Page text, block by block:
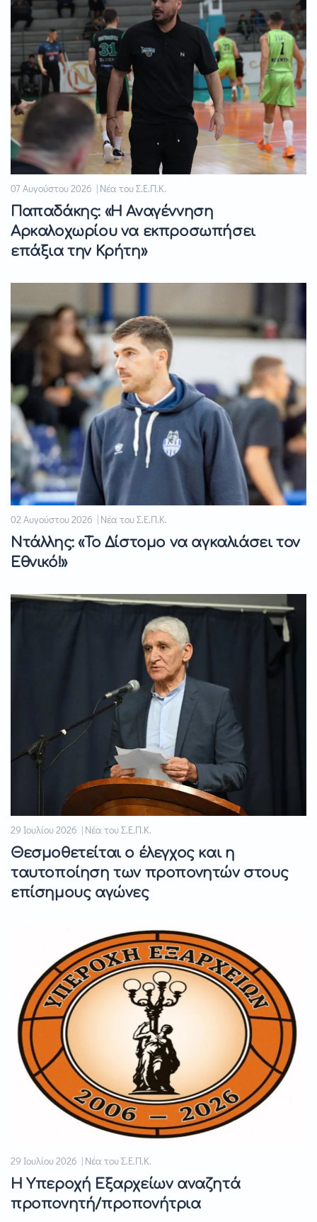
07 Αυγούστου 2026 | Νέα του Σ.Ε.Π.Κ.
Παπαδάκης: «Η Αναγέννηση
Αρκαλοχωρίου να εκπροσωπήσει
επάξια την Κρήτη»
02 Αυγούστου 2026 | Νέα του Σ.Ε.Π.Κ.
Ντάλλης: «Το Δίστομο να αγκαλιάσει τον
Εθνικό!»
29 Ιουλίου 2026 | Νέα του Σ.Ε.Π.Κ.
Θεσμοθετείται ο έλεγχος και η
ταυτοποίηση των προπονητών στους
επίσημους αγώνες
29 Ιουλίου 2026 | Νέα του Σ.Ε.Π.Κ.
Η Υπεροχή Εξαρχείων αναζητά
προπονητή/προπονήτρια